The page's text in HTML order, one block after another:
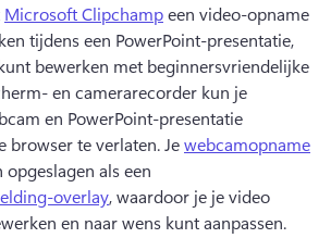
Microsoft Clipchamp een video-opname
tijdens een PowerPoint-presentatie,
bewerken met beginnersvriendelijke
en camerarecorder kun je
en PowerPoint-presentatie
browser te verlaten. Je webcamopname
als een
overlay, waardoor je je video
en naar wens kunt aanpassen.